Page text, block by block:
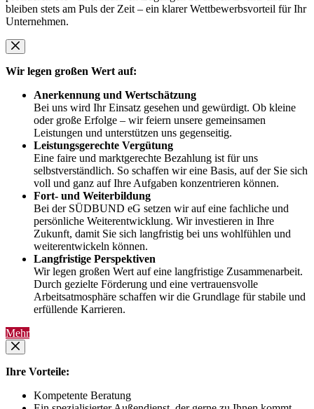
bleiben stets am Puls der Zeit – ein klarer Wettbewerbsvorteil für Ihr
Unternehmen.
Wir legen großen Wert auf:
Anerkennung und Wertschätzung
Bei uns wird Ihr Einsatz gesehen und gewürdigt. Ob kleine
oder große Erfolge – wir feiern unsere gemeinsamen
Leistungen und unterstützen uns gegenseitig.
Leistungsgerechte Vergütung
Eine faire und marktgerechte Bezahlung ist für uns
selbstverständlich. So schaffen wir eine Basis, auf der Sie sich
voll und ganz auf Ihre Aufgaben konzentrieren können.
Fort- und Weiterbildung
Bei der SÜDBUND eG setzen wir auf eine fachliche und
persönliche Weiterentwicklung. Wir investieren in Ihre
Zukunft, damit Sie sich langfristig bei uns wohlfühlen und
weiterentwickeln können.
Langfristige Perspektiven
Wir legen großen Wert auf eine langfristige Zusammenarbeit.
Durch gezielte Förderung und eine vertrauensvolle
Arbeitsatmosphäre schaffen wir die Grundlage für stabile und
erfüllende Karrieren.
Mehr
Ihre Vorteile:
Kompetente Beratung